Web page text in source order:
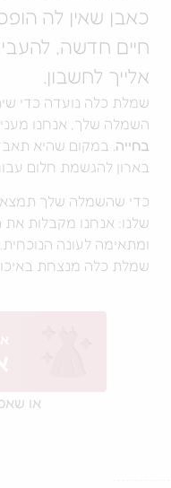
כאבן שאין לה
חיים חדשה,
אלייך לחשבון.
שמלת כלה נועדה כדי
השמלה שלך, אנחנו
בחייה . במקום שהיא
בארון להגשמת חלום
כדי שהשמלה שלך תמצא
שלנו: אנחנו מקבלות
ומתאימה לעונה
שמלת כלה מנצחת
או